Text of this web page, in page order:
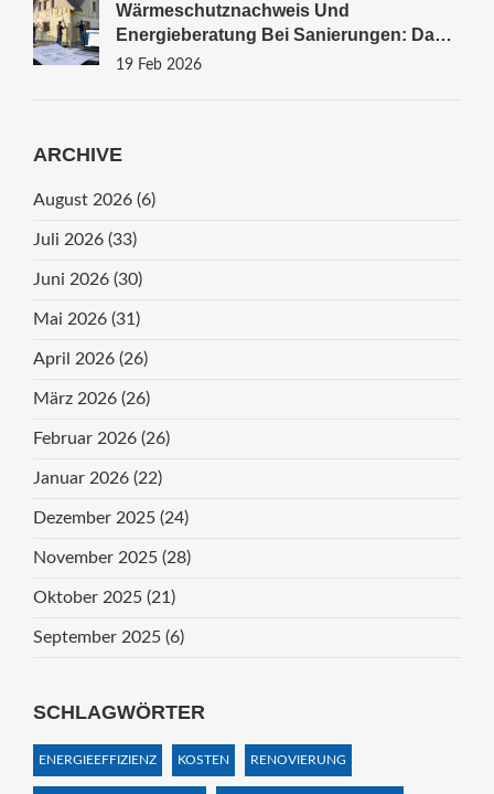
Wärmeschutznachweis Und
Energieberatung Bei Sanierungen: Das
Müssen Sie Wissen
19 Feb 2026
ARCHIVE
August 2026 (6)
Juli 2026 (33)
Juni 2026 (30)
Mai 2026 (31)
April 2026 (26)
März 2026 (26)
Februar 2026 (26)
Januar 2026 (22)
Dezember 2025 (24)
November 2025 (28)
Oktober 2025 (21)
September 2025 (6)
SCHLAGWÖRTER
ENERGIEEFFIZIENZ KOSTEN RENOVIERUNG